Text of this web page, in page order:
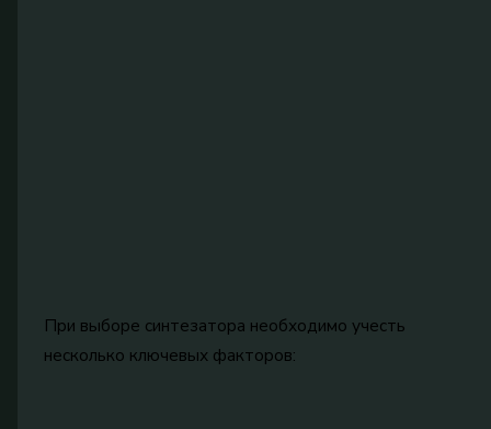
При выборе синтезатора необходимо учесть
несколько ключевых факторов: